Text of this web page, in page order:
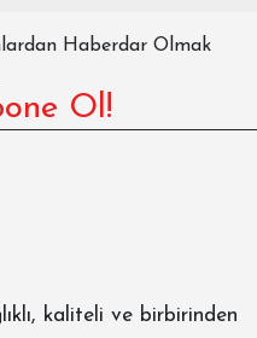
Haberdar Olmak
Ol!
kaliteli ve birbirinden